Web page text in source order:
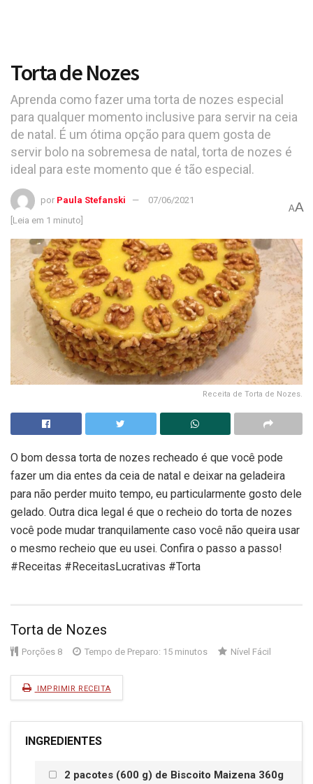
Torta de Nozes
Aprenda como fazer uma torta de nozes especial
para qualquer momento inclusive para servir na ceia
de natal. É um ótima opção para quem gosta de
servir bolo na sobremesa de natal, torta de nozes é
ideal para este momento que é tão especial.
por Paula Stefanski
07/06/2021
[Leia em 1 minuto]
AA
Receita de Torta de Nozes.
O bom dessa torta de nozes recheado é que você pode
fazer um dia entes da ceia de natal e deixar na geladeira
para não perder muito tempo, eu particularmente gosto dele
gelado. Outra dica legal é que o recheio do torta de nozes
você pode mudar tranquilamente caso você não queira usar
o mesmo recheio que eu usei. Confira o passo a passo!
#Receitas #ReceitasLucrativas #Torta
Torta de Nozes
Porções 8 Tempo de Preparo: 15 minutos Nível Fácil
IMPRIMIR RECEITA
INGREDIENTES
2 pacotes (600 g) de Biscoito Maizena 360g